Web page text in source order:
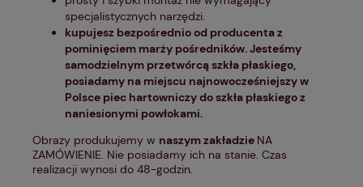
specjalistycznych narzędzi.
kupujesz bezpośrednio od producenta z
pominięciem marży pośredników. Jesteśmy
samodzielnym przetwórcą szkła płaskiego,
posiadamy na miejscu najnowocześniejszy w
Polsce piec hartowniczy do szkła płaskiego z
naniesionymi powłokami.
Obrazy produkujemy w naszym zakładzie NA
ZAMÓWIENIE. Nie posiadamy ich na stanie. Czas
realizacji wynosi do 48-godzin.